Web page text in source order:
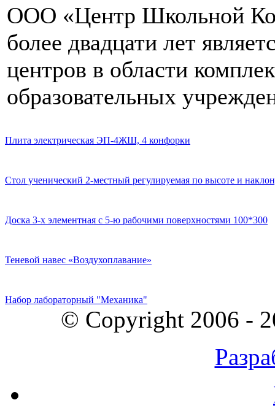
ООО «Центр Школьной
более двадцати лет
центров в области
образовательных
Плита электрическая ЭП-4ЖШ, 4 конфорки
Стол ученический 2-местный регулируемая по высоте и
Доска 3-х элементная с 5-ю рабочими поверхностями 100*300
Теневой навес «Воздухоплавание»
Набор лабораторный "Механика"
© Copyright 2006 -